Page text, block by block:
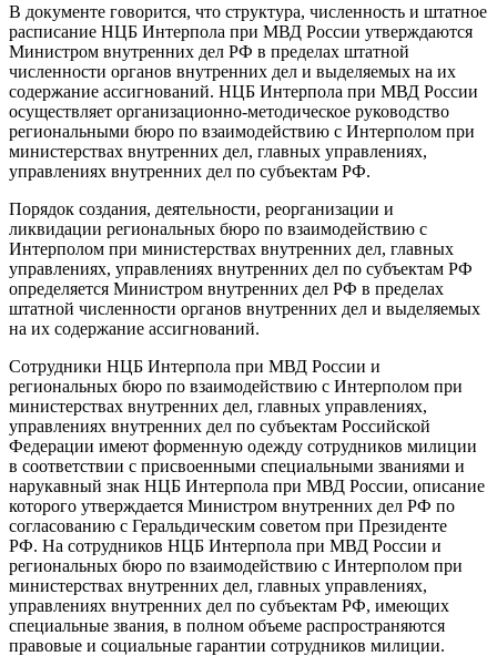
В документе говорится, что структура, численность и штатное
расписание НЦБ Интерпола при МВД России утверждаются
Министром внутренних дел РФ в пределах штатной
численности органов внутренних дел и выделяемых на их
содержание ассигнований. НЦБ Интерпола при МВД России
осуществляет организационно-методическое руководство
региональными бюро по взаимодействию с Интерполом при
министерствах внутренних дел, главных управлениях,
управлениях внутренних дел по субъектам РФ.
Порядок создания, деятельности, реорганизации и
ликвидации региональных бюро по взаимодействию с
Интерполом при министерствах внутренних дел, главных
управлениях, управлениях внутренних дел по субъектам РФ
определяется Министром внутренних дел РФ в пределах
штатной численности органов внутренних дел и выделяемых
на их содержание ассигнований.
Сотрудники НЦБ Интерпола при МВД России и
региональных бюро по взаимодействию с Интерполом при
министерствах внутренних дел, главных управлениях,
управлениях внутренних дел по субъектам Российской
Федерации имеют форменную одежду сотрудников милиции
в соответствии с присвоенными специальными званиями и
нарукавный знак НЦБ Интерпола при МВД России, описание
которого утверждается Министром внутренних дел РФ по
согласованию с Геральдическим советом при Президенте
РФ. На сотрудников НЦБ Интерпола при МВД России и
региональных бюро по взаимодействию с Интерполом при
министерствах внутренних дел, главных управлениях,
управлениях внутренних дел по субъектам РФ, имеющих
специальные звания, в полном объеме распространяются
правовые и социальные гарантии сотрудников милиции.